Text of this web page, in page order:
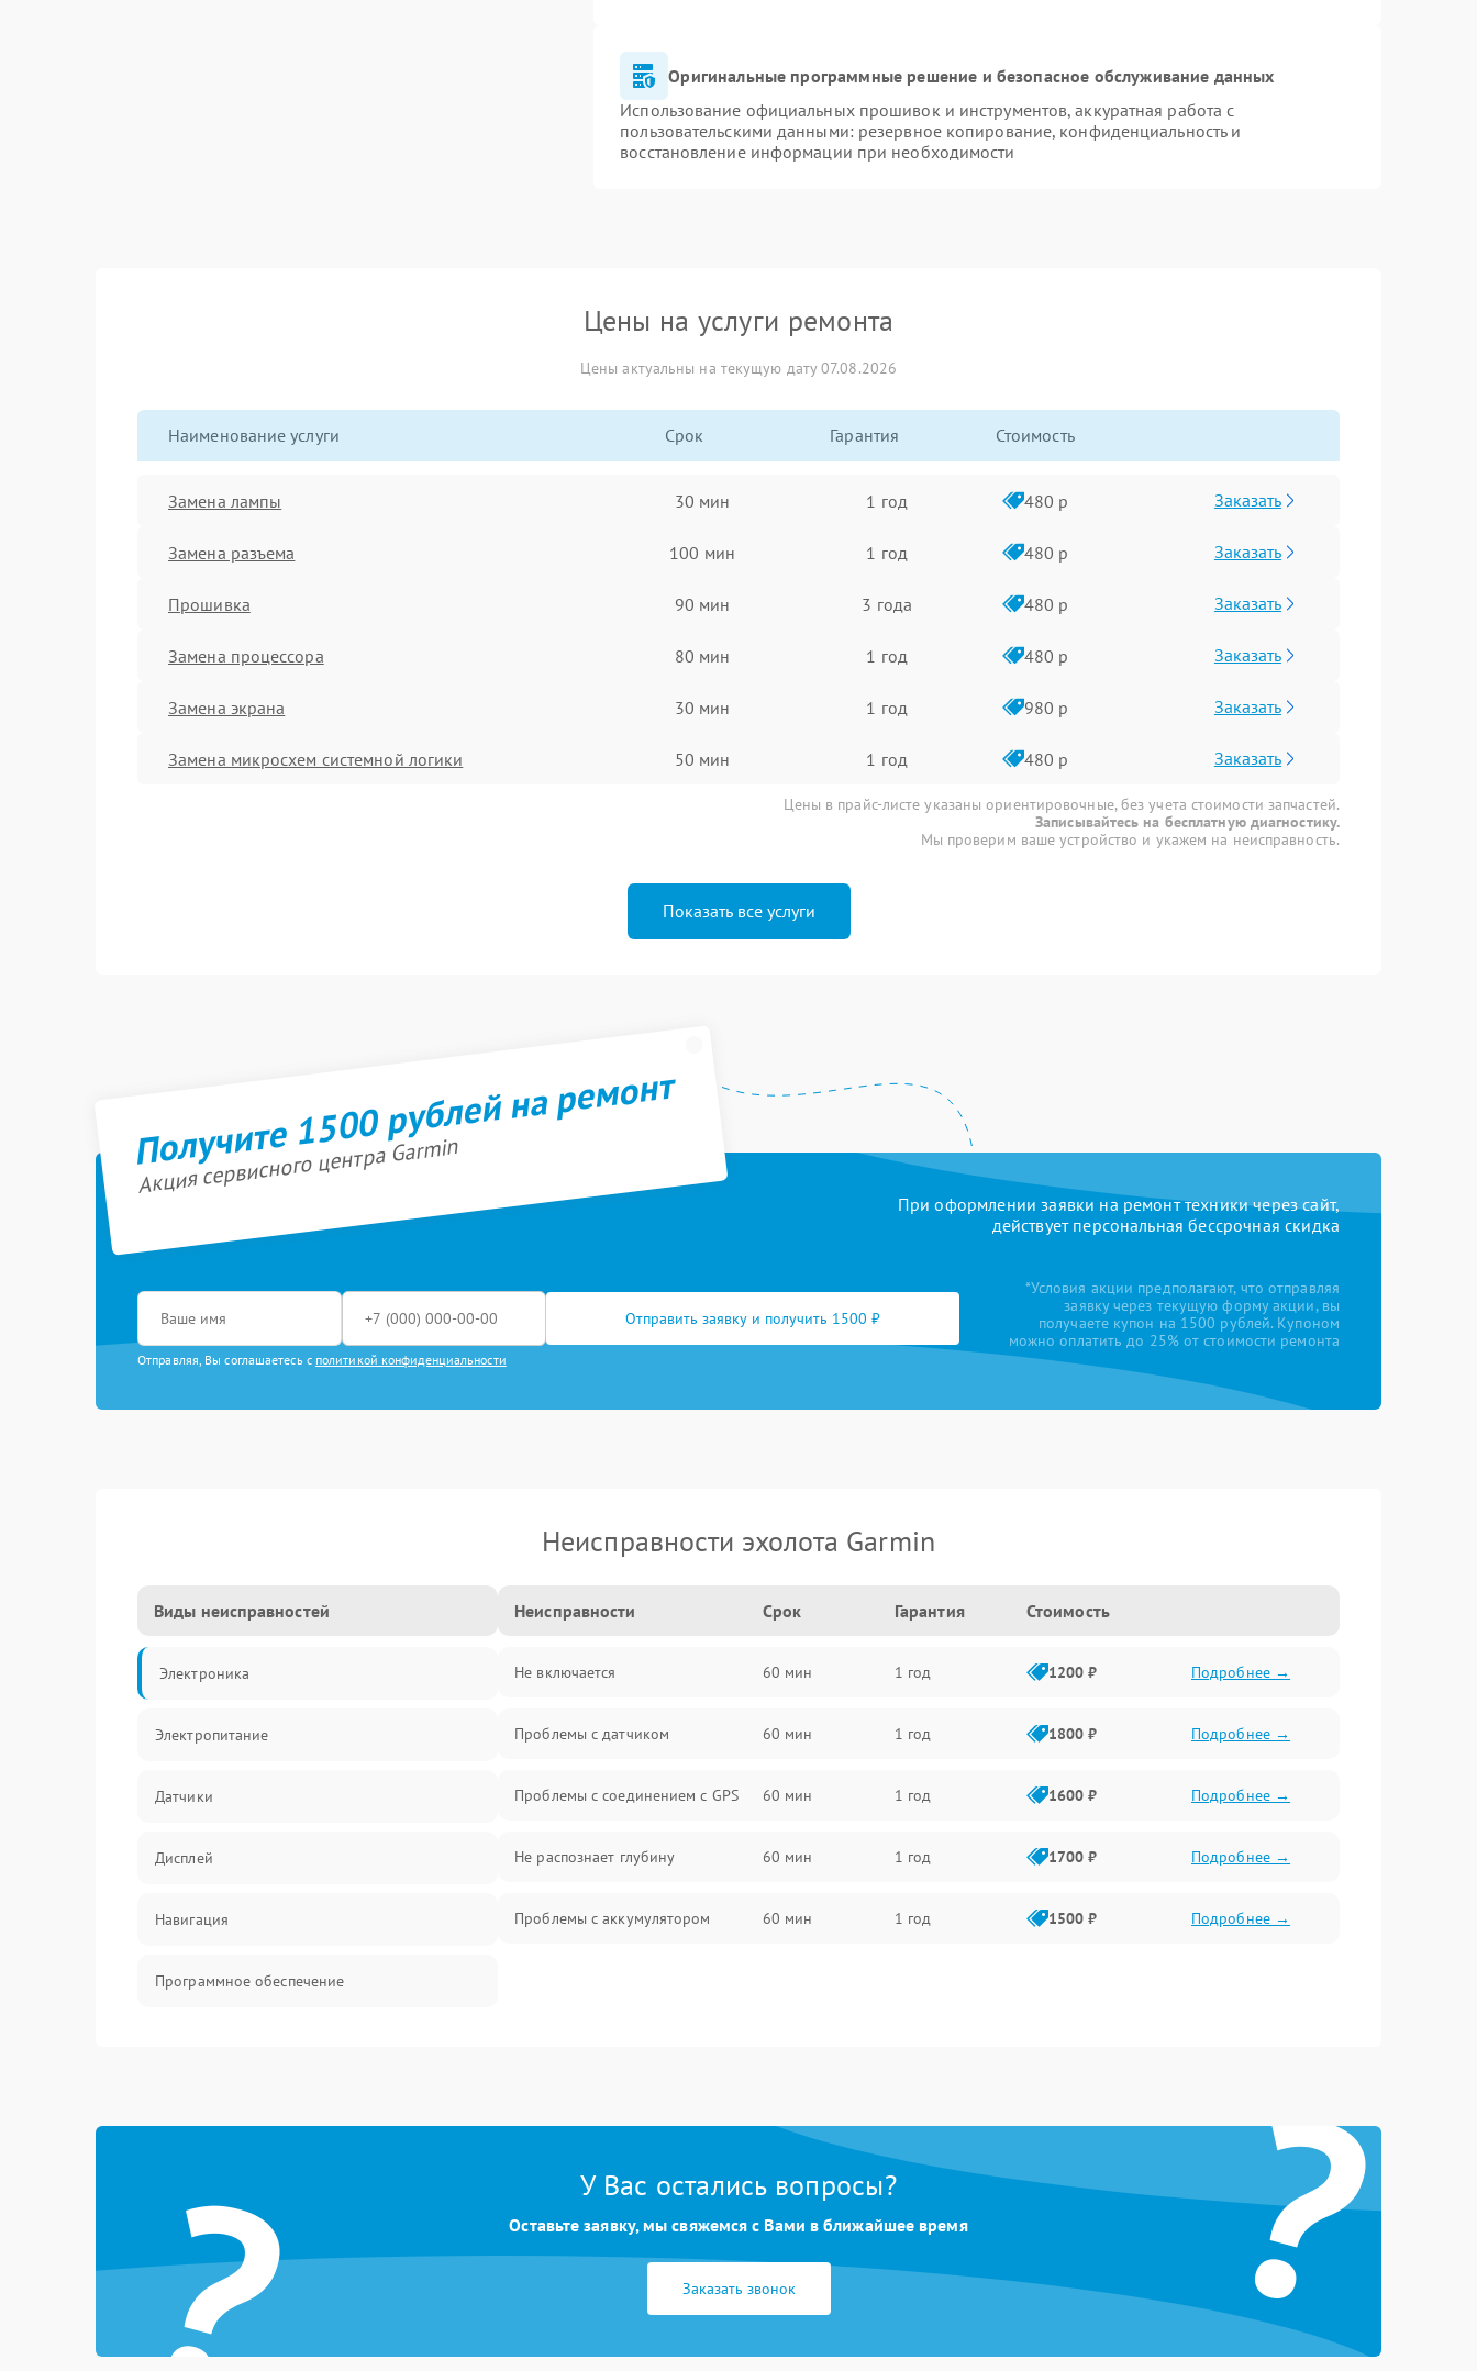
Оригинальные программные решение и безопасное обслуживание данных
Использование официальных прошивок и инструментов, аккуратная работа с
пользовательскими данными: резервное копирование, конфиденциальность и
восстановление информации при необходимости
Цены на услуги ремонта
Цены актуальны на текущую дату 07.08.2026
Наименование услуги Срок Гарантия Стоимость
Замена лампы 30 мин 1 год 480 р Заказать
Замена разъема 100 мин 1 год 480 р Заказать
Прошивка 90 мин 3 года 480 р Заказать
Замена процессора 80 мин 1 год 480 р Заказать
Замена экрана 30 мин 1 год 980 р Заказать
Замена микросхем системной логики 50 мин 1 год 480 р Заказать
Цены в прайс-листе указаны ориентировочные, без учета стоимости запчастей.
Записывайтесь на бесплатную диагностику.
Мы проверим ваше устройство и укажем на неисправность.
Показать все услуги
Получите 1500 рублей на ремонт
Акция сервисного центра Garmin
При оформлении заявки на ремонт техники через сайт,
действует персональная бессрочная скидка
Отправить заявку и получить 1500 ₽
Отправляя, Вы соглашаетесь с политикой конфиденциальности
*Условия акции предполагают, что отправляя
заявку через текущую форму акции, вы
получаете купон на 1500 рублей. Купоном
можно оплатить до 25% от стоимости ремонта
Неисправности эхолота Garmin
Виды неисправностей
Электроника
Электропитание
Датчики
Дисплей
Навигация
Программное обеспечение
Неисправности Срок Гарантия Стоимость
Не включается 60 мин 1 год 1200 ₽ Подробнее →
Проблемы с датчиком 60 мин 1 год 1800 ₽ Подробнее →
Проблемы с соединением с GPS 60 мин 1 год 1600 ₽ Подробнее →
Не распознает глубину 60 мин 1 год 1700 ₽ Подробнее →
Проблемы с аккумулятором 60 мин 1 год 1500 ₽ Подробнее →
? ?
У Вас остались вопросы?
Оставьте заявку, мы свяжемся с Вами в ближайшее время
Заказать звонок